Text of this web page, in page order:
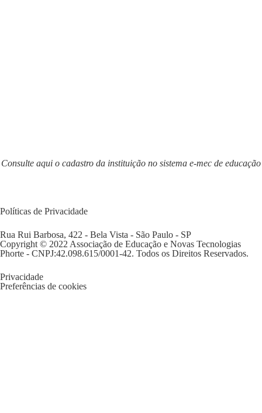
Consulte aqui o cadastro da instituição no sistema e-mec de educação
Políticas de Privacidade
Rua Rui Barbosa, 422 - Bela Vista - São Paulo - SP
Copyright © 2022 Associação de Educação e Novas Tecnologias
Phorte - CNPJ:42.098.615/0001-42. Todos os Direitos Reservados.
Privacidade
Preferências de cookies